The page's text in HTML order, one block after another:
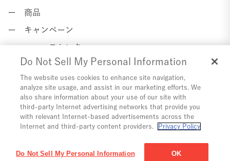
ー 商品
ー キャンペーン
ー ニュースセンター
ー 企業情報
with Glico
Instagram
TwitterYouTubeFacebook
Line
江崎グリコ株式会社 Copyright © Ezaki Glico Co., Ltd. All Rights
Reserved.
Do Not Sell My Personal Information
The website uses cookies to enhance site navigation,
analyze site usage, and assist in our marketing efforts. We
also share information about your use of our site with
third-party Internet advertising networks that provide you
with relevant Internet-based advertisements across the
Internet and third-party content providers.
Privacy Policy
Do Not Sell My Personal Information OK